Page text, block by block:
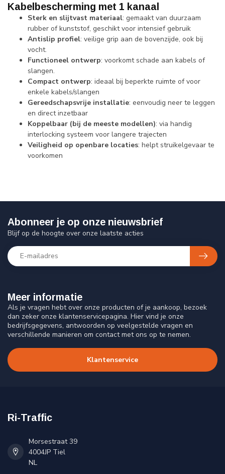
Kabelbescherming met 1 kanaal
Sterk en slijtvast materiaal: gemaakt van duurzaam
rubber of kunststof, geschikt voor intensief gebruik
Antislip profiel: veilige grip aan de bovenzijde, ook bij
vocht.
Functioneel ontwerp: voorkomt schade aan kabels of
slangen.
Compact ontwerp: ideaal bij beperkte ruimte of voor
enkele kabels/slangen
Gereedschapsvrije installatie: eenvoudig neer te leggen
en direct inzetbaar
Koppelbaar (bij de meeste modellen): via handig
interlocking systeem voor langere trajecten
Veiligheid op openbare locaties: helpt struikelgevaar te
voorkomen
Meer informatie
Als je vragen hebt over onze producten of je aankoop, bezoek
dan zeker onze klantenservicepagina. Hier vind je onze
bedrijfsgegevens, antwoorden op veelgestelde vragen en
verschillende manieren om contact met ons op te nemen.
Klantenservice
Abonneer je op onze nieuwsbrief
Blijf op de hoogte over onze laatste acties
Ri-Traffic
Morsestraat 39
4004JP Tiel
NL